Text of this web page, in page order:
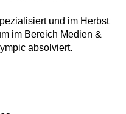
und im Herbst
im Bereich Medien &
absolviert.